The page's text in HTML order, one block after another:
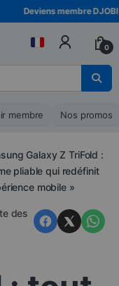
Deviens membre DJOBI !
0
membre Nos promos
Galaxy Z TriFold :
pliable qui redéfinit
mobile»
des